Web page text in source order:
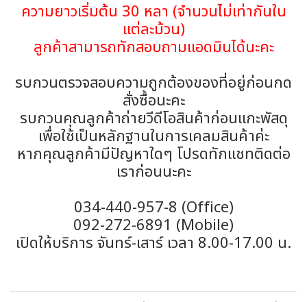
ความยาวเริ่มต้น 30 หลา (จำนวนไม่เท่ากันใน
แต่ละม้วน)
ลูกค้าสามารถทักสอบถามแอดมินได้นะคะ
รบกวนตรวจสอบความถูกต้องของที่อยู่ก่อนกด
สั่งซื้อนะคะ
รบกวนคุณลูกค้าถ่ายวีดีโอสินค้าก่อนแกะพัสดุ
เพื่อใช้เป็นหลักฐานในการเคลมสินค้าค่ะ
หากคุณลูกค้ามีปัญหาใดๆ โปรดทักแชทติดต่อ
เราก่อนนะคะ
034-440-957-8 (Office)
092-272-6891 (Mobile)
เปิดให้บริการ จันทร์-เสาร์ เวลา 8.00-17.00 น.